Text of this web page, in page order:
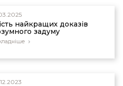
найкращих доказів
задуму